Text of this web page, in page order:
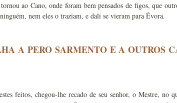
ao Cano, onde foram bem pensados de figos, que
nem eles o traziam, e dali se vieram para Évora.
A PERO SARMENTO E A OUTROS
feitos, chegou-lhe recado de seu senhor, o Mestre, no